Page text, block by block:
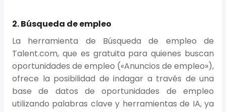
2. Búsqueda de empleo
La herramienta de Búsqueda de empleo de
Talent.com, que es gratuita para quienes buscan
oportunidades de empleo («Anuncios de empleo»),
ofrece la posibilidad de indagar a través de una
base de datos de oportunidades de empleo
utilizando palabras clave y herramientas de IA, ya